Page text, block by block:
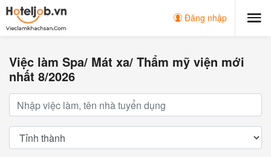
Đăng nhập
Việc làm Spa/ Mát xa/ Thẩm mỹ viện mới
nhất 8/2026